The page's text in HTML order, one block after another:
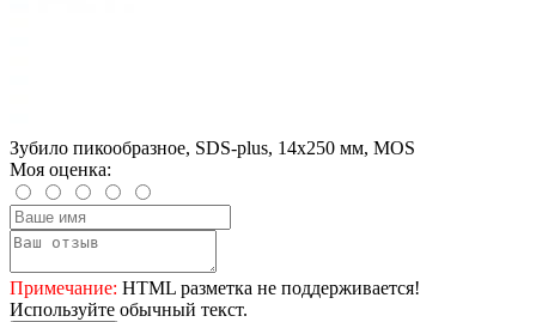
Зубило пикообразное, SDS-plus, 14х250 мм, MOS
Моя оценка:
Примечание: HTML разметка не поддерживается!
Используйте обычный текст.